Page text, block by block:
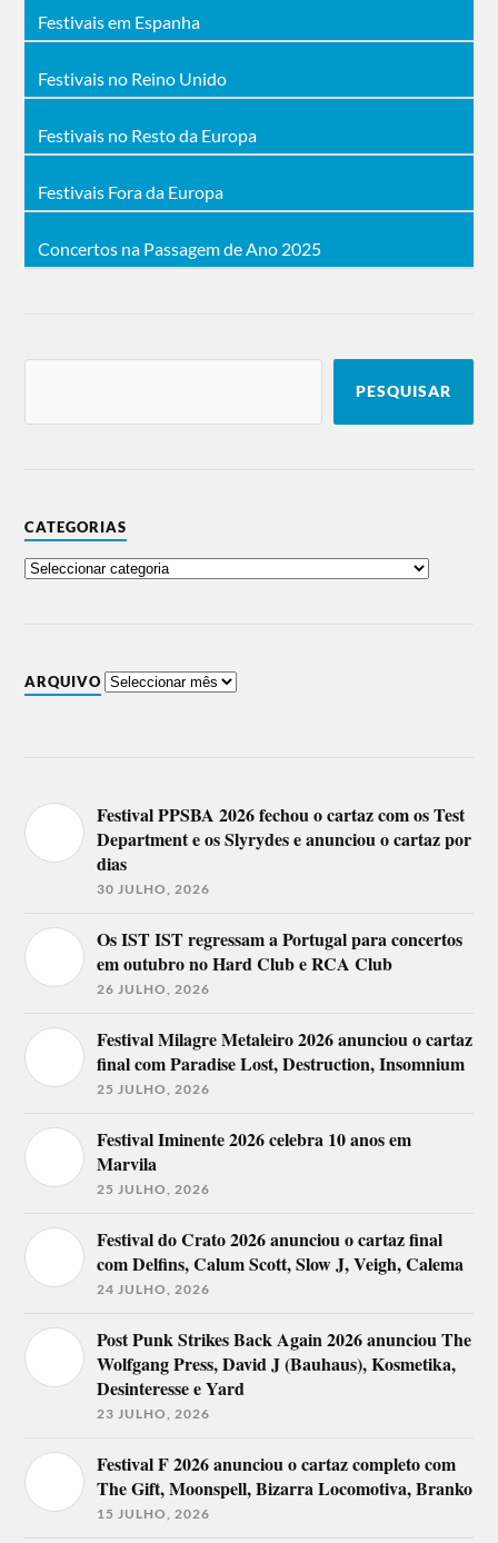
Festivais em Espanha
Festivais no Reino Unido
Festivais no Resto da Europa
Festivais Fora da Europa
Concertos na Passagem de Ano 2025
PESQUISAR
CATEGORIAS
ARQUIVO
Festival PPSBA 2026 fechou o cartaz com os Test
Department e os Slyrydes e anunciou o cartaz por
dias
30 JULHO, 2026
Os IST IST regressam a Portugal para concertos
em outubro no Hard Club e RCA Club
26 JULHO, 2026
Festival Milagre Metaleiro 2026 anunciou o cartaz
final com Paradise Lost, Destruction, Insomnium
25 JULHO, 2026
Festival Iminente 2026 celebra 10 anos em
Marvila
25 JULHO, 2026
Festival do Crato 2026 anunciou o cartaz final
com Delfins, Calum Scott, Slow J, Veigh, Calema
24 JULHO, 2026
Post Punk Strikes Back Again 2026 anunciou The
Wolfgang Press, David J (Bauhaus), Kosmetika,
Desinteresse e Yard
23 JULHO, 2026
Festival F 2026 anunciou o cartaz completo com
The Gift, Moonspell, Bizarra Locomotiva, Branko
15 JULHO, 2026